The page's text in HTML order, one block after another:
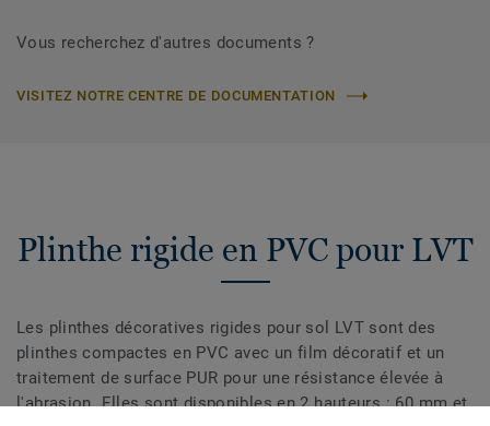
Vous recherchez d'autres documents ?
VISITEZ NOTRE CENTRE DE DOCUMENTATION
Plinthe rigide en PVC pour LVT
Les plinthes décoratives rigides pour sol LVT sont des
plinthes compactes en PVC avec un film décoratif et un
traitement de surface PUR pour une résistance élevée à
l'abrasion. Elles sont disponibles en 2 hauteurs : 60 mm et